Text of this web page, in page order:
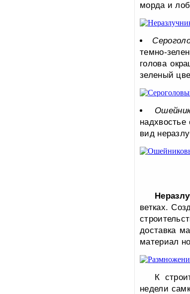
морда и
темно-
голова
зеленый
вид
ветках.
доставка
материал
К
недели